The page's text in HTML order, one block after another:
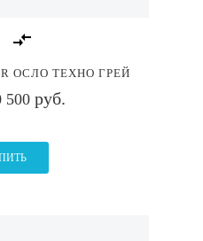
ОСЛО ТЕХНО ГРЕЙ
500 руб.